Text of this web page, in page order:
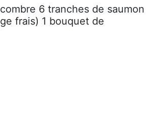
6 tranches de saumon
frais) 1 bouquet de